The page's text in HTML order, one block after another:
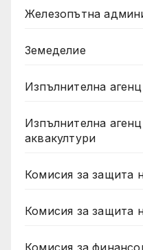
Железопътна
Земеделие
Изпълнителна
Изпълнителна
аквакултури
Комисия за защита
Комисия за защита
Комисия за